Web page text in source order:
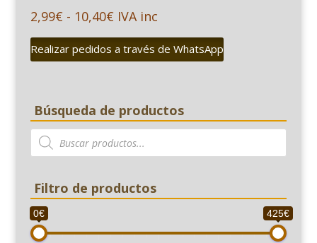
2,99€ - 10,40€Rango
de
precios:
hasta
10,40€
IVA inc
Realizar pedidos a través de WhatsApp
Búsqueda de productos
Búsqueda
de
productos
Filtro de productos
0€ 425€